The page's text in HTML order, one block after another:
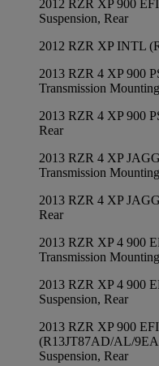
2012 RZR XP 900
Suspension, Rear
2012 RZR XP INTL
2013 RZR 4 XP 900
Transmission Mounting
2013 RZR 4 XP 900
Rear
2013 RZR 4 XP
Transmission Mounting
2013 RZR 4 XP
Rear
2013 RZR XP 4 900
Transmission Mounting
2013 RZR XP 4 900
Suspension, Rear
2013 RZR XP 900 EFI
(R13JT87AD/AL/
Suspension, Rear